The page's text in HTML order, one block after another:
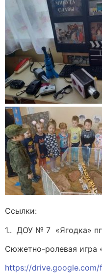
Ссылки:
1.. ДОУ № 7 «Ягодка»
Сюжетно-ролевая игра
https://drive.google.com/